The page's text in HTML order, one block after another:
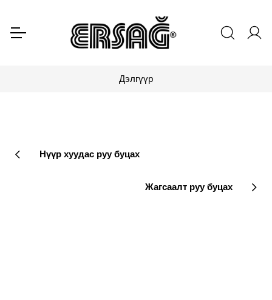
Дэлгүүр
Нүүр хуудас руу буцах
Жагсаалт руу буцах